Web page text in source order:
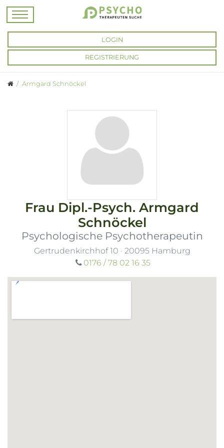
LOGIN
REGISTRIERUNG
Armgard Schnöckel
Frau Dipl.-Psych. Armgard
Schnöckel
Psychologische Psychotherapeutin
Gertrudenkirchhof 10 · 20095 Hamburg
0176 / 78 02 16 35